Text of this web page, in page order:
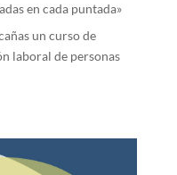
en cada puntada»
un curso de
laboral de personas